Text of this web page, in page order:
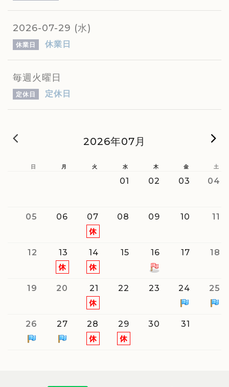
2026-07-29 (水)
休業日 休業日
毎週火曜日
定休日 定休日
2026年07月
日 月 火 水 木 金 土
01 02 03 04
05 06 07 08 09 10 11
12 13 14 15 16 17 18
19 20 21 22 23 24 25
26 27 28 29 30 31